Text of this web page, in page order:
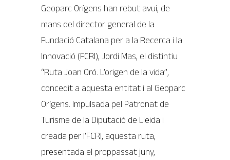
Geoparc Orígens han rebut avui, de
mans del director general de la
Fundació Catalana per a la Recerca i la
Innovació (FCRI), Jordi Mas, el distintiu
“Ruta Joan Oró. L’origen de la vida”,
concedit a aquesta entitat i al Geoparc
Orígens. Impulsada pel Patronat de
Turisme de la Diputació de Lleida i
creada per l’FCRI, aquesta ruta,
presentada el proppassat juny,